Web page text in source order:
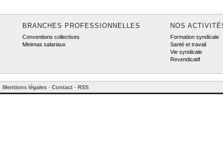
BRANCHES PROFESSIONNELLES
Conventions collectives
Minimas salariaux
NOS
Formation syndicale
Santé et travail
Vie syndicale
Revendicatif
Mentions légales - Contact - RSS